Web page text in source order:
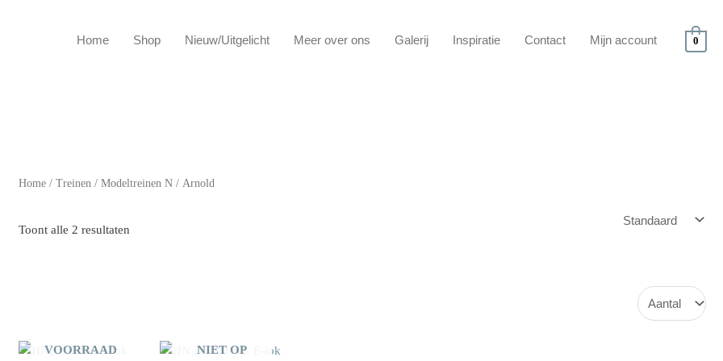
Home Shop Nieuw/Uitgelicht Meer over ons Galerij Inspiratie Contact Mijn account 0
Home /Treinen /Modeltreinen N / Arnold
Toont alle 2 resultaten
VOORRAAD
NIET OP